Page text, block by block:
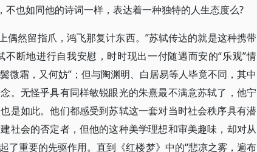
不也如同他的诗词一样，表达着一种独特的人生态度么?
偶然留指爪，鸿飞那复计东西。”苏轼传达的就是这种携带
断地进行自我安慰，时时现出一付随遇而安的“乐观”情
微霜，又何妨”；但与陶渊明、白居易等人毕竟不同，其中
。无怪乎具有同样敏锐眼光的朱熹最不满意苏轼了，他宁
是如此。他们都感受到苏轼这一套对当时社会秩序具有潜
社会的否定者，但他的这种美学理想和审美趣味，却对从
了重要的先驱作用。直到《红楼梦》中的“悲凉之雾，遍布